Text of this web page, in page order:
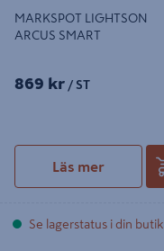
MARKSPOT LIGHTSON
ARCUS SMART
869 kr / ST
Läs mer
Se lagerstatus i din butik